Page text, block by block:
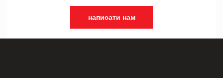
написати нам